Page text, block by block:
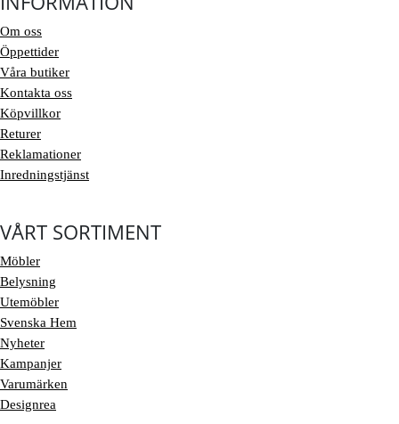
Om oss
Öppettider
Våra butiker
Kontakta oss
Köpvillkor
Returer
Reklamationer
Inredningstjänst
VÅRT SORTIMENT
Möbler
Belysning
Utemöbler
Svenska Hem
Nyheter
Kampanjer
Varumärken
Designrea